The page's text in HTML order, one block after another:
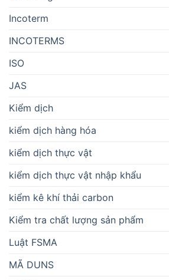
Incoterm
INCOTERMS
ISO
JAS
Kiểm dịch
kiểm dịch hàng hóa
kiểm dịch thực vật
kiểm dịch thực vật nhập khẩu
kiểm kê khí thải carbon
Kiểm tra chất lượng sản phẩm
Luật FSMA
MÃ DUNS